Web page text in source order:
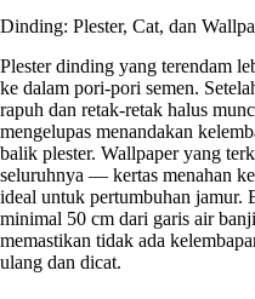
Dinding: Plester, Cat, dan
Plester dinding yang terendam
ke dalam pori-pori semen.
rapuh dan retak-retak halus
mengelupas menandakan
balik plester. Wallpaper yang
seluruhnya — kertas menahan
ideal untuk pertumbuhan jamur.
minimal 50 cm dari garis air
memastikan tidak ada
ulang dan dicat.